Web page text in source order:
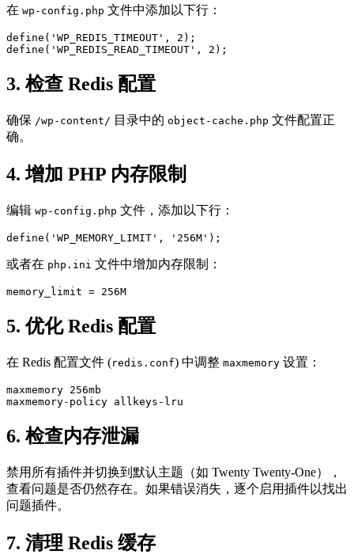
在 wp-config.php 文件中添加以下行：
define('WP_REDIS_TIMEOUT', 2);
3. 检查 Redis 配置
确保 /wp-content/ 目录中的 object-cache.php 文件配置正
确。
4. 增加 PHP 内存限制
编辑 wp-config.php 文件，添加以下行：
或者在 php.ini 文件中增加内存限制：
5. 优化 Redis 配置
在 Redis 配置文件 (redis.conf) 中调整 maxmemory 设置：
maxmemory 256mb
6. 检查内存泄漏
禁用所有插件并切换到默认主题（如 Twenty Twenty-One），
查看问题是否仍然存在。如果错误消失，逐个启用插件以找出
问题插件。
7. 清理 Redis 缓存